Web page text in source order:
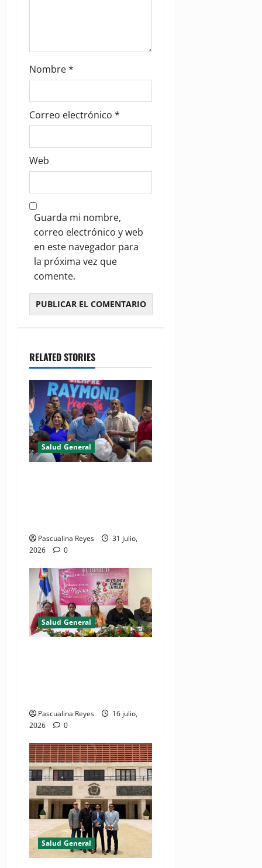
Nombre*
Correo electrónico *
Web
Guarda mi nombre,
correo electrónico y web
en este navegador para
la próxima vez que
comente.
RELATED STORIES
Salud General
Pascualina Reyes
31 julio,
2026
0
Salud General
Pascualina Reyes
16 julio,
2026
0
Salud General